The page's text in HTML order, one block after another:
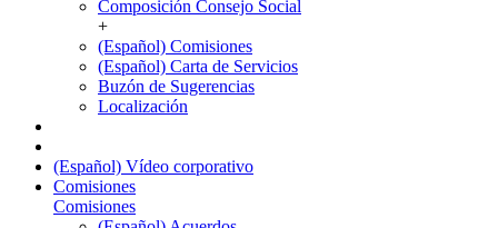
Composición Consejo Social
+
(Español) Comisiones
(Español) Carta de Servicios
Buzón de Sugerencias
Localización
(Español) Vídeo corporativo
Comisiones
Comisiones